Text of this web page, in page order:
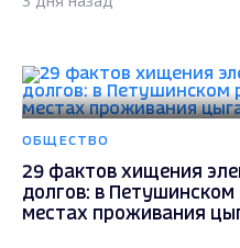
ОБЩЕСТВО
29 фактов хищения
долгов: в
местах проживания